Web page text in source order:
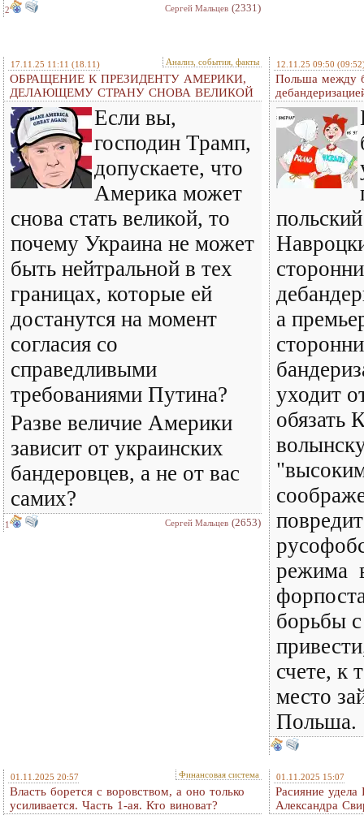
2 Сергей Мальцев (2331)
17.11.25 11:11 (18.11) Анализ, события, факты
ОБРАЩЕНИЕ К ПРЕЗИДЕНТУ АМЕРИКИ,
ДЕЛАЮЩЕМУ СТРАНУ СНОВА ВЕЛИКОЙ
Если вы,
господин Трамп,
допускаете, что
Америка может
снова стать великой, то
почему Украина не может
быть нейтральной в тех
границах, которые ей
достанутся на момент
согласия со
справедливыми
требованиями Путина?
Разве величие Америки
зависит от украинских
бандеровцев, а не от вас
самих?
1 Сергей Мальцев (2653)
12.11.25 09:50
Польша между
а
уходит
обязать
режима
борьбы
счете, к
место
Польша.
01.11.2025 20:57 Финансовая система
Власть борется с воровством, а оно только
усиливается. Часть 1-ая. Кто виноват?
01.11.2025 15:07
Расияние
Александра